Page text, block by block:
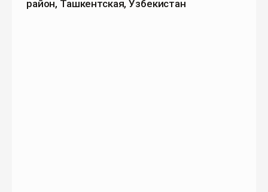
район, Ташкентская, Узбекистан